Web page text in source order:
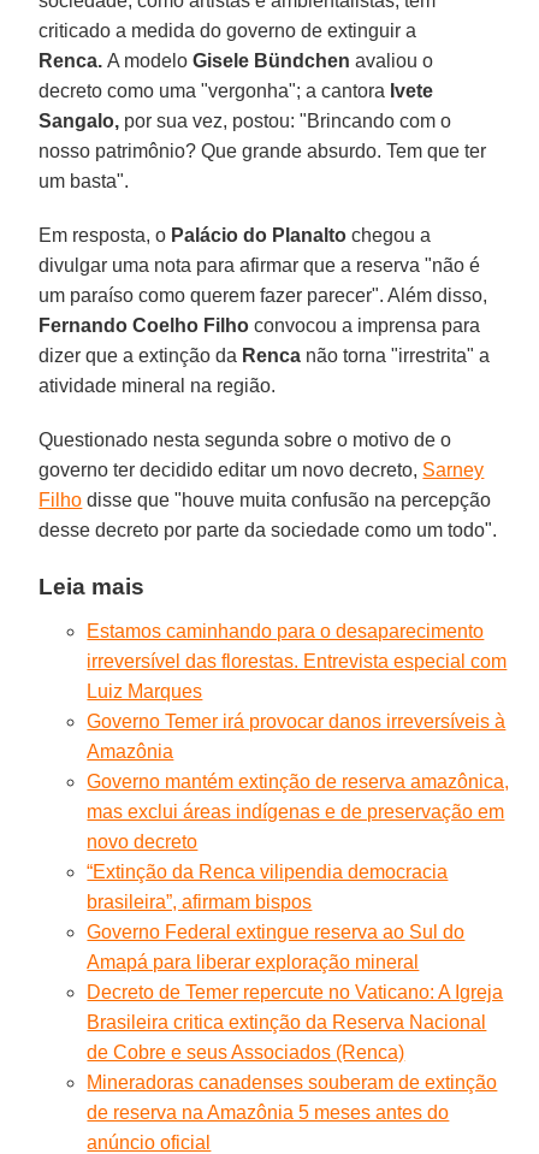
criticado a medida do governo de extinguir a
Renca.A modeloGisele Bündchen avaliou o
decreto como uma "vergonha"; a cantora Ivete
Sangalo, por sua vez, postou: "Brincando com o
nosso patrimônio? Que grande absurdo. Tem que ter
um basta".
Em resposta, o Palácio do Planalto chegou a
divulgar uma nota para afirmar que a reserva "não é
um paraíso como querem fazer parecer". Além disso,
Fernando Coelho Filho convocou a imprensa para
dizer que a extinção da Renca não torna "irrestrita" a
atividade mineral na região.
Questionado nesta segunda sobre o motivo de o
governo ter decidido editar um novo decreto, Sarney
Filho disse que "houve muita confusão na percepção
desse decreto por parte da sociedade como um todo".
Leia mais
Estamos caminhando para o desaparecimento
irreversível das florestas. Entrevista especial com
Luiz Marques
Governo Temer irá provocar danos irreversíveis à
Amazônia
Governo mantém extinção de reserva amazônica,
mas exclui áreas indígenas e de preservação em
novo decreto
“Extinção da Renca vilipendia democracia
brasileira”, afirmam bispos
Governo Federal extingue reserva ao Sul do
Amapá para liberar exploração mineral
Decreto de Temer repercute no Vaticano: A Igreja
Brasileira critica extinção da Reserva Nacional
de Cobre e seus Associados (Renca)
Mineradoras canadenses souberam de extinção
de reserva na Amazônia 5 meses antes do
anúncio oficial